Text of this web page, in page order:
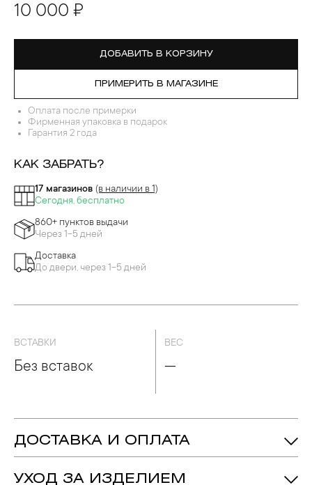
10 000 ₽
ДОБАВИТЬ В КОРЗИНУ
ПРИМЕРИТЬ В МАГАЗИНЕ
Оплата после примерки
Фирменная упаковка в подарок
Гарантия 2 года
КАК ЗАБРАТЬ?
17 магазинов (в наличии в 1)
Сегодня, бесплатно
860+ пунктов выдачи
Через 1-5 дней
Доставка
До двери, через 1-5 дней
ВСТАВКИ
Без вставок
ВЕС
—
ДОСТАВКА И ОПЛАТА
УХОД ЗА ИЗДЕЛИЕМ